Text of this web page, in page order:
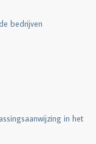
bedrijven
in het